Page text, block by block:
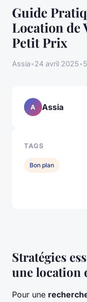
Guide
Location de
Petit Prix
Assia•24 avril 2025•
Stratégies
une location
Pour une
A Assia
TAGS
Bon plan